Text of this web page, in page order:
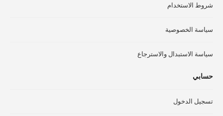
شروط الاستخدام
سياسة الخصوصية
سياسة الاستبدال والاسترجاع
حسابي
تسجيل الدخول